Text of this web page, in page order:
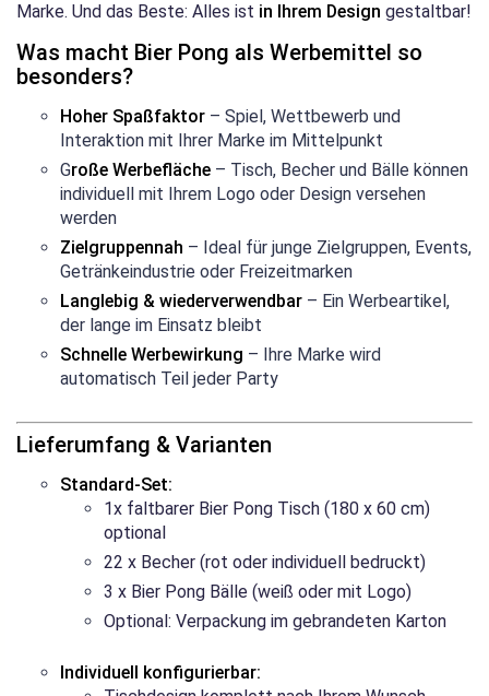
Marke. Und das Beste: Alles ist in Ihrem Design gestaltbar!
Was macht Bier Pong als Werbemittel so
besonders?
Hoher Spaßfaktor – Spiel, Wettbewerb und
Interaktion mit Ihrer Marke im Mittelpunkt
Große Werbefläche – Tisch, Becher und Bälle können
individuell mit Ihrem Logo oder Design versehen
werden
Zielgruppennah – Ideal für junge Zielgruppen, Events,
Getränkeindustrie oder Freizeitmarken
Langlebig & wiederverwendbar – Ein Werbeartikel,
der lange im Einsatz bleibt
Schnelle Werbewirkung – Ihre Marke wird
automatisch Teil jeder Party
Lieferumfang & Varianten
Standard-Set:
1x faltbarer Bier Pong Tisch (180 x 60 cm)
optional
22 x Becher (rot oder individuell bedruckt)
3 x Bier Pong Bälle (weiß oder mit Logo)
Optional: Verpackung im gebrandeten Karton
Individuell konfigurierbar: